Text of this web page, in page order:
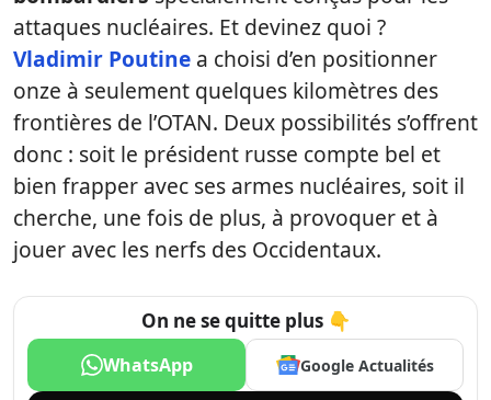
attaques nucléaires. Et devinez quoi ?
Vladimir Poutine a choisi d’en positionner
onze à seulement quelques kilomètres des
frontières de l’OTAN. Deux possibilités s’offrent
donc : soit le président russe compte bel et
bien frapper avec ses armes nucléaires, soit il
cherche, une fois de plus, à provoquer et à
jouer avec les nerfs des Occidentaux.
On ne se quitte plus 👇
WhatsApp Google Actualités